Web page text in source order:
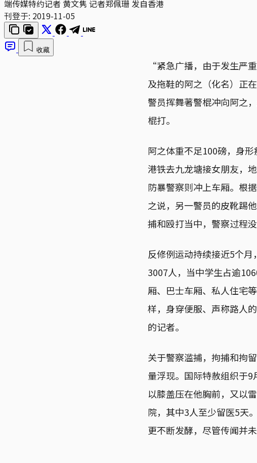
端传媒特约记者 黄文隽 记者郑佩珊 发自香港
刊登于: 2019-11-05
收藏
“紧急广播，由于发生严
及拖鞋的阿之（化名）正
警员挥舞著警棍冲向阿之
棍打。
阿之体重不足100磅，身
港铁去九龙塘接女朋友，
防暴警察则冲上车厢。根
之说，另一警员的皮靴踢
捕和殴打当中，警察过程
反修例运动持续接近5个
3007人，当中学生占逾
厢、巴士车厢、私人住宅
样，身穿便服、声称路人
的记者。
关于警察滥捕，拘捕和拘
量浮现。国际特赦组织于9
以膝盖压在他胸前，又以
院，其中3人至少留医5天
更不断发酵，尽管传闻并